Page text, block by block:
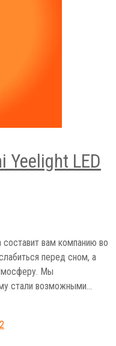
LED
вам компанию во
перед сном, а
Мы
стали возможными…